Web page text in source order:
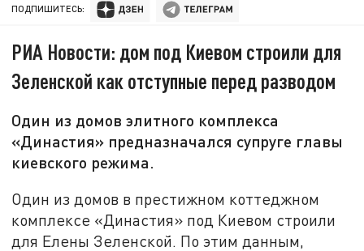
ПОДПИШИТЕСЬ:
РИА Новости: дом под Киевом строили для
Зеленской как отступные перед разводом
Один из домов элитного комплекса
«Династия» предназначался супруге главы
киевского режима.
Один из домов в престижном коттеджном
комплексе «Династия» под Киевом строили
для Елены Зеленской. По этим данным,